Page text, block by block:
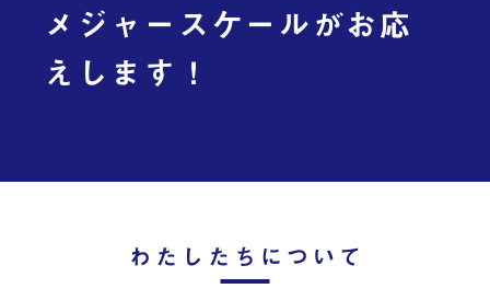
メジャースケールがお応
えします！
わたしたちについて